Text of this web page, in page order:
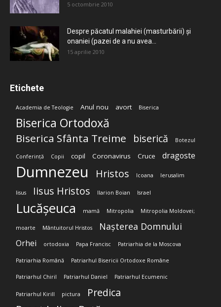
5 octombrie 2010
Despre păcatul malahiei (masturbării) şi
onaniei (pazei de a nu avea...
15 aprilie 2010
Etichete
Academia de Teologie Anul nou avort Biserica
Biserica Ortodoxă
Biserica Sfânta Treime biserică Botezul
Conferință Copii copil Coronavirus Cruce dragoste
Dumnezeu Hristos Icoana Ierusalim
Iisus Iisus Hristos Ilarion Boian Israel
Lucășeuca mamă Mitropolia Mitropolia Moldovei;
moarte Mântuitorul Hristos Nașterea Domnului
Orhei ortodoxia Papa Francisc Patriarhia de la Moscova
Patriarhia Română Patriarhul Bisericii Ortodoxe Române
Patriarhul Chiril Patriarhul Daniel Patriarhul Ecumenic
Patriarhul Kirill pictura Predica